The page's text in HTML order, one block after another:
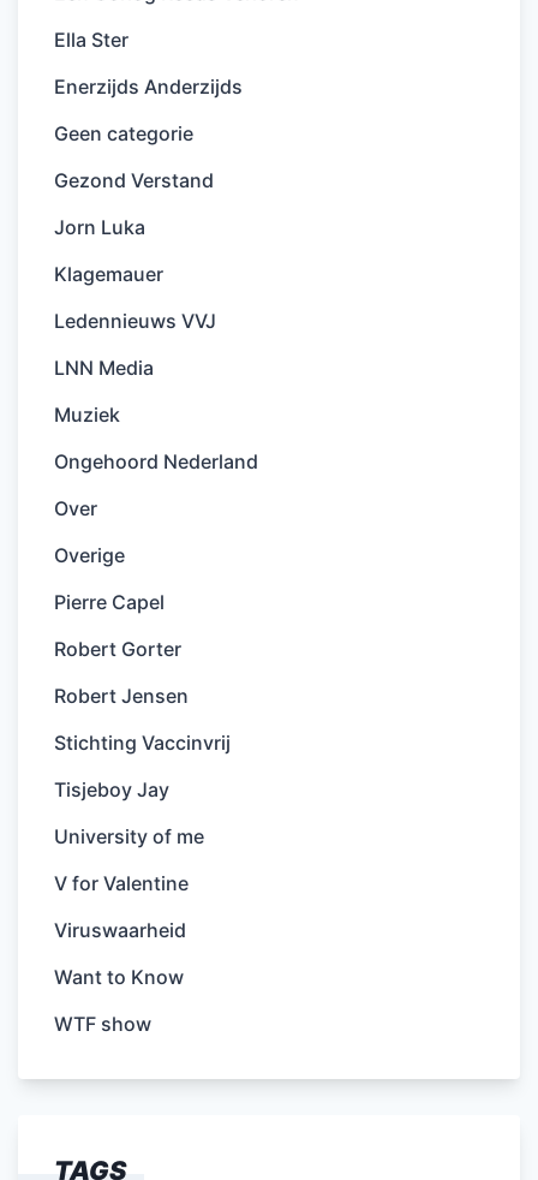
Ella Ster
Enerzijds Anderzijds
Geen categorie
Gezond Verstand
Jorn Luka
Klagemauer
Ledennieuws VVJ
LNN Media
Muziek
Ongehoord Nederland
Over
Overige
Pierre Capel
Robert Gorter
Robert Jensen
Stichting Vaccinvrij
Tisjeboy Jay
University of me
V for Valentine
Viruswaarheid
Want to Know
WTF show
TAGS